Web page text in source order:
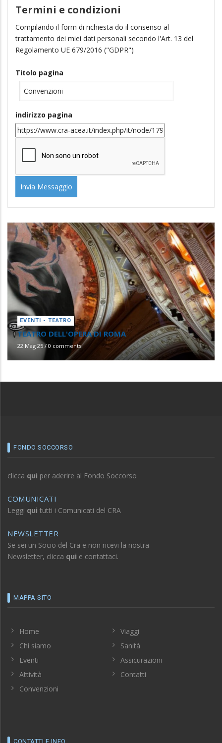
Termini e condizioni
Compilando il form di richiesta do il consenso al
trattamento dei miei dati personali secondo l'Art. 13 del
Regolamento UE 679/2016 ("GDPR")
Titolo pagina
indirizzo pagina
EVENTI - TEATRO
TEATRO DELL'OPERA DI ROMA
22 Mag 25 / 0 comments
FONDO SOCCORSO
clicca qui per aderire al Fondo Soccorso
COMUNICATI
Leggi qui tutti i Comunicati del CRA
NEWSLETTER
Se sei un Socio del Cra e non ricevi la nostra
Newsletter, clicca qui e contattaci.
MAPPA SITO
Home
Chi siamo
Eventi
Attività
Convenzioni
Viaggi
Sanità
Assicurazioni
Contatti
CONTATTI E INFO